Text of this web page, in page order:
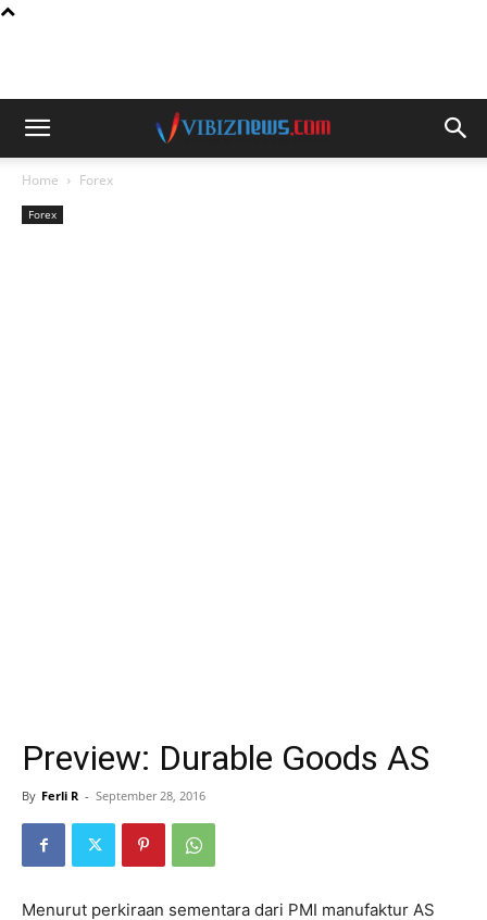
Home Forex
Forex
Preview: Durable Goods AS
By Ferli R - September 28, 2016
Menurut perkiraan sementara dari PMI manufaktur AS